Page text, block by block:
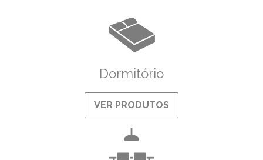
Dormitório
VER PRODUTOS